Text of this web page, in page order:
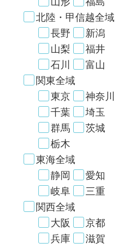
北陸・甲信越全域
長野
新潟
山梨
福井
石川
富山
関東全域
東京
神奈川
千葉
埼玉
群馬
茨城
栃木
東海全域
静岡
愛知
岐阜
三重
関西全域
大阪
京都
兵庫
滋賀